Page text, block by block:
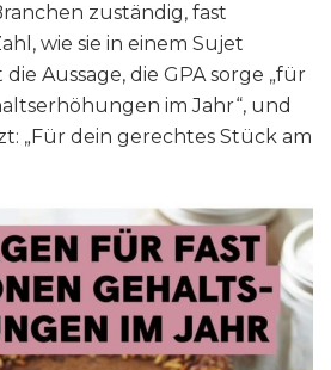
zuständig, fast
wie sie in einem Sujet
Aussage, die GPA sorge „für
im Jahr“, und
„Für dein gerechtes Stück am